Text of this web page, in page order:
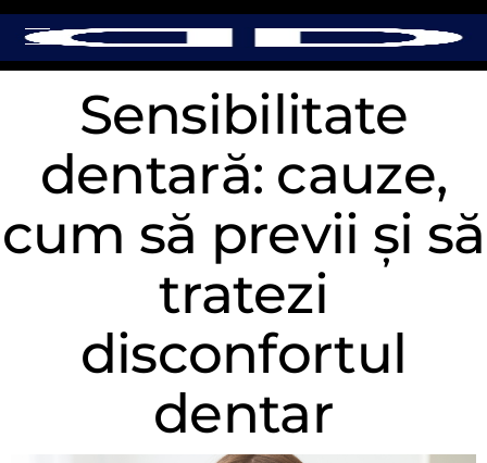
Sensibilitate
dentară: cauze,
cum să previi și să
tratezi
disconfortul
dentar